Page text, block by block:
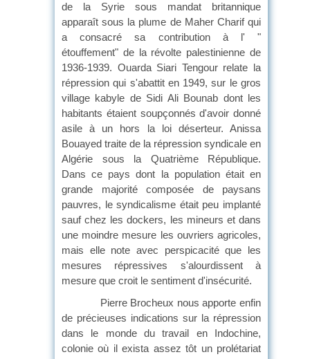
de la Syrie sous mandat britannique
apparaît sous la plume de Maher Charif qui
a consacré sa contribution à l' "
étouffement" de la révolte palestinienne de
1936-1939. Ouarda Siari Tengour relate la
répression qui s'abattit en 1949, sur le gros
village kabyle de Sidi Ali Bounab dont les
habitants étaient soupçonnés d'avoir donné
asile à un hors la loi déserteur. Anissa
Bouayed traite de la répression syndicale en
Algérie sous la Quatrième République.
Dans ce pays dont la population était en
grande majorité composée de paysans
pauvres, le syndicalisme était peu implanté
sauf chez les dockers, les mineurs et dans
une moindre mesure les ouvriers agricoles,
mais elle note avec perspicacité que les
mesures répressives s'alourdissent à
mesure que croit le sentiment d'insécurité.
Pierre Brocheux nous apporte enfin
de précieuses indications sur la répression
dans le monde du travail en Indochine,
colonie où il exista assez tôt un prolétariat